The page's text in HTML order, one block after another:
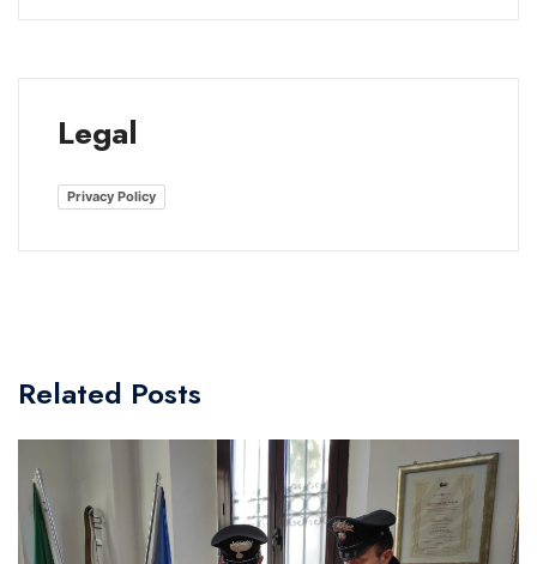
Legal
Privacy Policy
Related Posts